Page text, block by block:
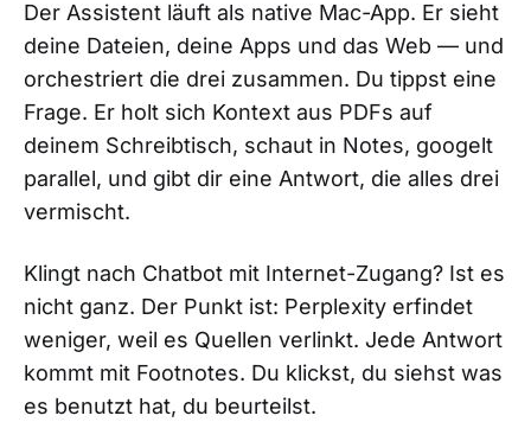
Der Assistent läuft als native Mac-App. Er sieht
deine Dateien, deine Apps und das Web — und
orchestriert die drei zusammen. Du tippst eine
Frage. Er holt sich Kontext aus PDFs auf
deinem Schreibtisch, schaut in Notes, googelt
parallel, und gibt dir eine Antwort, die alles drei
vermischt.
Klingt nach Chatbot mit Internet-Zugang? Ist es
nicht ganz. Der Punkt ist: Perplexity erfindet
weniger, weil es Quellen verlinkt. Jede Antwort
kommt mit Footnotes. Du klickst, du siehst was
es benutzt hat, du beurteilst.